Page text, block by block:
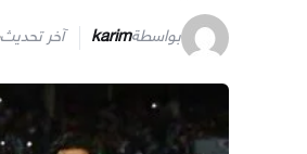
بواسطةkarim آخر تحديث